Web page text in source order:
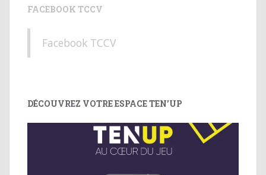
FACEBOOK TCCV
Facebook TCCV
DÉCOUVREZ VOTRE ESPACE TEN’UP